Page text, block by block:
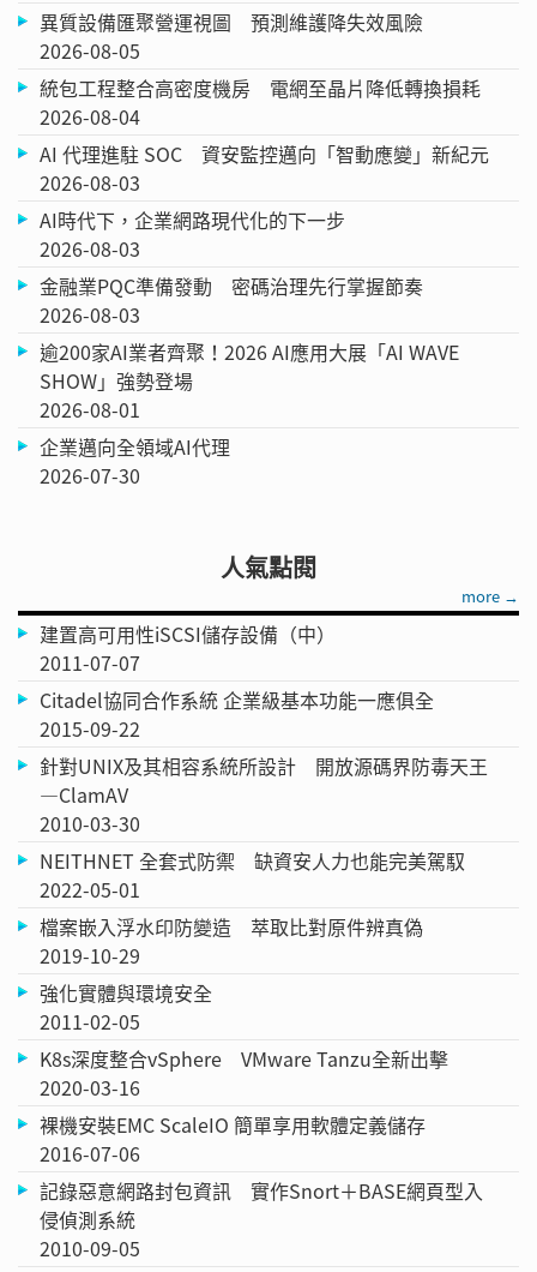
異質設備匯聚營運視圖 預測維護降失效風險
2026-08-05
統包工程整合高密度機房 電網至晶片降低轉換損耗
2026-08-04
AI 代理進駐 SOC 資安監控邁向「智動應變」新紀元
2026-08-03
AI時代下，企業網路現代化的下一步
2026-08-03
金融業PQC準備發動 密碼治理先行掌握節奏
2026-08-03
逾200家AI業者齊聚！2026 AI應用大展「AI WAVE
SHOW」強勢登場
2026-08-01
企業邁向全領域AI代理
2026-07-30
人氣點閱
more →
建置高可用性iSCSI儲存設備（中）
2011-07-07
Citadel協同合作系統 企業級基本功能一應俱全
2015-09-22
針對UNIX及其相容系統所設計 開放源碼界防毒天王
—ClamAV
2010-03-30
NEITHNET 全套式防禦 缺資安人力也能完美駕馭
2022-05-01
檔案嵌入浮水印防變造 萃取比對原件辨真偽
2019-10-29
強化實體與環境安全
2011-02-05
K8s深度整合vSphere VMware Tanzu全新出擊
2020-03-16
裸機安裝EMC ScaleIO 簡單享用軟體定義儲存
2016-07-06
記錄惡意網路封包資訊 實作Snort＋BASE網頁型入
侵偵測系統
2010-09-05